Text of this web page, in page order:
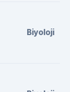
Biyoloji